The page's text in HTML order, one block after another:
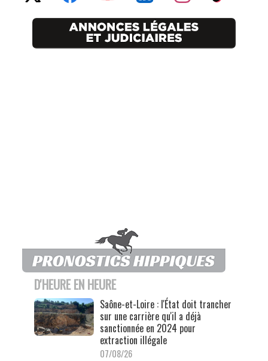
D'HEURE EN HEURE
Saône-et-Loire : l'État doit trancher
sur une carrière qu'il a déjà
sanctionnée en 2024 pour
extraction illégale
07/08/26